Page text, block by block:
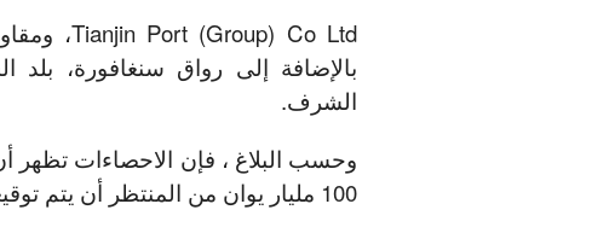
الشرف.
100 مليار يوان من المنتظر أن يتم توقيعها خلال هذا المؤتمر.